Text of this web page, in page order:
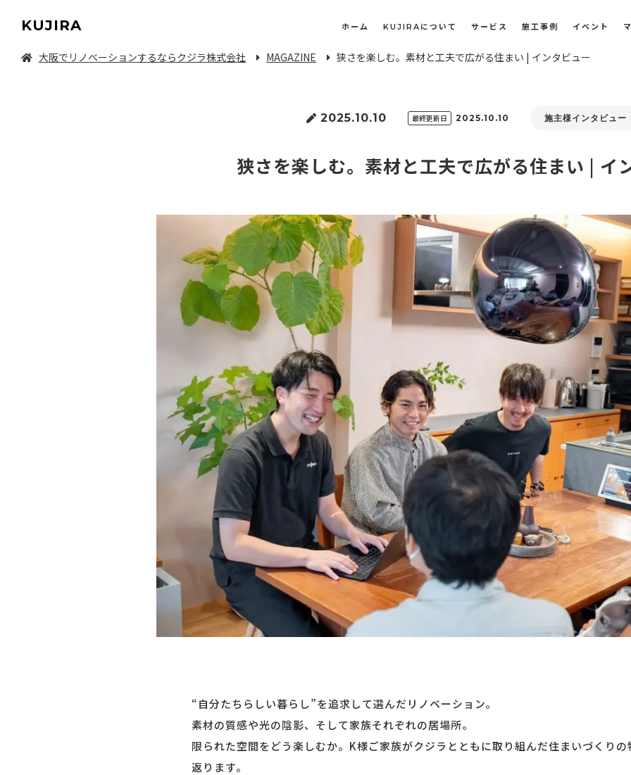
KUJIRA ホーム KUJIRAについて サービス 施工事例 イベント
大阪でリノベーションするならクジラ株式会社 MAGAZINE 狭さを楽しむ。素材と工夫で広がる住まい | インタビュー
2025.10.10 最終更新日 2025.10.10 施主様インタビュー
狭さを楽しむ。素材と工夫で広がる住まい | イ
“自分たちらしい暮らし”を追求して選んだリノベーション。
素材の質感や光の陰影、そして家族それぞれの居場所。
限られた空間をどう楽しむか。K様ご家族がクジラとともに取り組んだ住まいづくり
返ります。